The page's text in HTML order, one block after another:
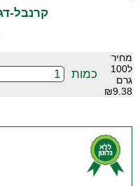
קרנבל-
מחיר
ל100
גרם
₪9.38
כמות